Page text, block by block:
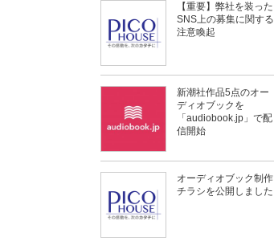
【重要】弊社を装った
SNS上の募集に関する
注意喚起
新潮社作品5点のオー
ディオブックを
「audiobook.jp」で配
信開始
オーディオブック制作
チラシを公開しました